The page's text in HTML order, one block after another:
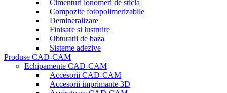
Cimenturi ionomeri de sticla
Compozite fotopolimerizabile
Demineralizare
Finisare si lustruire
Obturatii de baza
Sisteme adezive
Produse CAD-CAM
Echipamente CAD-CAM
Accesorii CAD-CAM
Accesorii imprimante 3D